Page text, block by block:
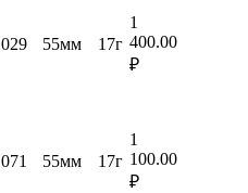
029 55мм 17г
1
400.00
₽
071 55мм 17г
1
100.00
₽